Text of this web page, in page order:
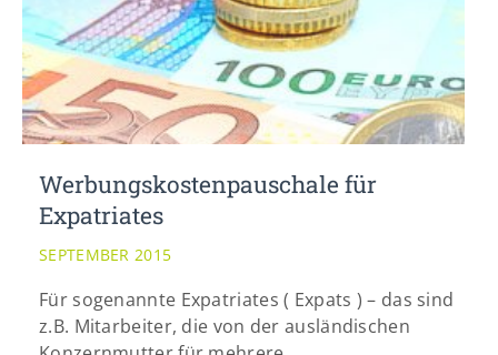
Werbungskostenpauschale für
Expatriates
SEPTEMBER 2015
Für sogenannte Expatriates ( Expats ) – das sind
z.B. Mitarbeiter, die von der ausländischen